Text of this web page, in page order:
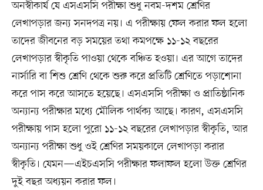
অনস্বীকার্য যে এসএসসি পরীক্ষা শুধু নবম-দশম শ্রেণির
লেখাপড়ার জন্য সনদপত্র নয়। এ পরীক্ষায় ফেল করার ফল হলো
তাদের জীবনের বড় সময়ের তথা কমপক্ষে ১১-১২ বছরের
লেখাপড়ার স্বীকৃতি পাওয়া থেকে বঞ্চিত হওয়া। এর আগে তাদের
নার্সারি বা শিশু শ্রেণি থেকে শুরু করে প্রতিটি শ্রেণিতে পড়াশোনা
করে পাস করে আসতে হয়েছে। এসএসসি পরীক্ষা ও প্রাতিষ্ঠানিক
অন্যান্য পরীক্ষার মধ্যে মৌলিক পার্থক্য আছে। কারণ, এসএসসি
পরীক্ষায় পাস হলো পুরো ১১-১২ বছরের লেখাপড়ার স্বীকৃতি, আর
অন্যান্য পরীক্ষা শুধু ওই শ্রেণির সময়কালে লেখাপড়া করার
স্বীকৃতি। যেমন—এইচএসসি পরীক্ষার ফলাফল হলো উক্ত শ্রেণির
দুই বছর অধ্যয়ন করার ফল।